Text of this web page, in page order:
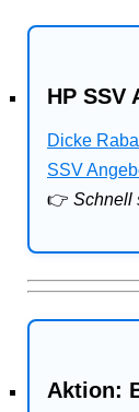
HP SSV
Dicke
SSV
👉 Schnell
Aktion: